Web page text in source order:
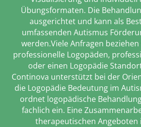
Übungsformaten. Die
ausgerichtet und kann als
umfassenden Autismus
werden.Viele Anfragen
professionelle Logopäden,
oder einen Logopädie
Continova unterstützt bei der
die Logopädie Bedeutung im
ordnet logopädische
fachlich ein. Eine
therapeutischen Angeboten